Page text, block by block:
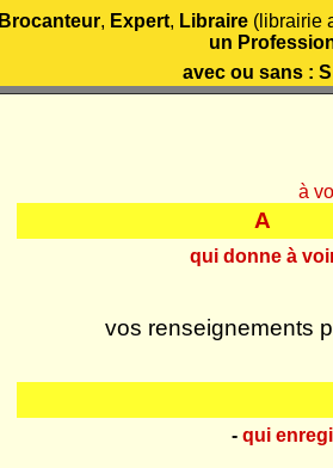
Brocanteur, Expert, Libraire(librairie
un
avec ou sans :
à
A
qui donne à
vos renseignements
- qui